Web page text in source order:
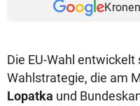
Die EU-Wahl
Wahlstrategie, die am
Lopatka und